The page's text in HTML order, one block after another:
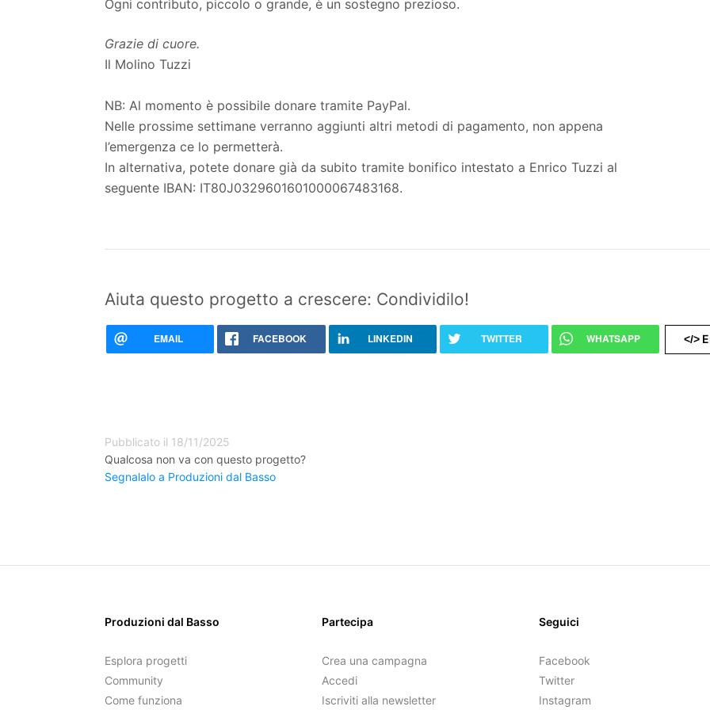
Ogni contributo, piccolo o grande, è un sostegno prezioso.
Grazie di cuore.
Il Molino Tuzzi
NB: Al momento è possibile donare tramite PayPal.
Nelle prossime settimane verranno aggiunti altri metodi di pagamento, non appena
l’emergenza ce lo permetterà.
In alternativa, potete donare già da subito tramite bonifico intestato a Enrico Tuzzi al
seguente IBAN: IT80J0329601601000067483168.
Aiuta questo progetto a crescere: Condividilo!
EMAIL FACEBOOK LINKEDIN TWITTER WHATSAPP </>
Pubblicato il 18/11/2025
Qualcosa non va con questo progetto?
Segnalalo a Produzioni dal Basso
Produzioni dal Basso
Esplora progetti
Community
Come funziona
Partecipa
Crea una campagna
Accedi
Iscriviti alla newsletter
Seguici
Facebook
Twitter
Instagram